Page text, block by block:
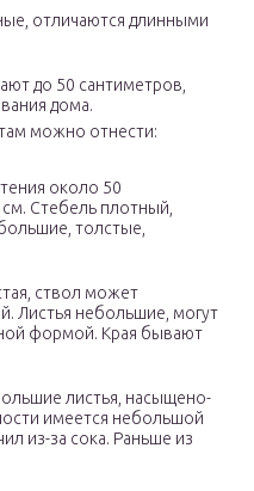
отличаются длинными
до 50 сантиметров,
дома.
можно отнести:
около 50
Стебель плотный,
толстые,
ствол может
Листья небольшие, могут
формой. Края бывают
листья, насыщено-
имеется небольшой
из-за сока. Раньше из